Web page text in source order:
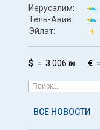
Иерусалим:
Тель-Авив:
Эйлат:
$ 3.006 ₪ €
ВСЕ НОВОСТИ